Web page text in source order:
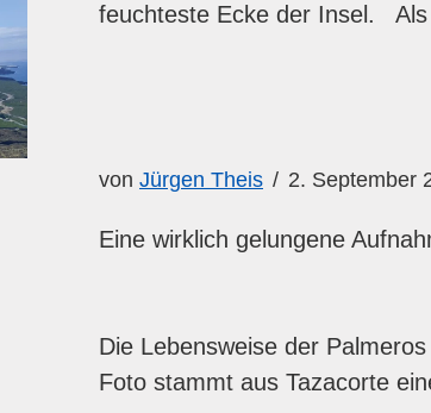
feuchteste Ecke der Insel.
von Jürgen Theis 2. September
Eine wirklich gelungene
Die Lebensweise der
Foto stammt aus Tazacorte